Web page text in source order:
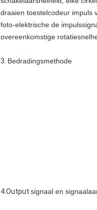
draaien toestelcodeur impuls
foto-elektrische de
overeenkomstige
3. Bedradingsmethode
4.Output signaal en